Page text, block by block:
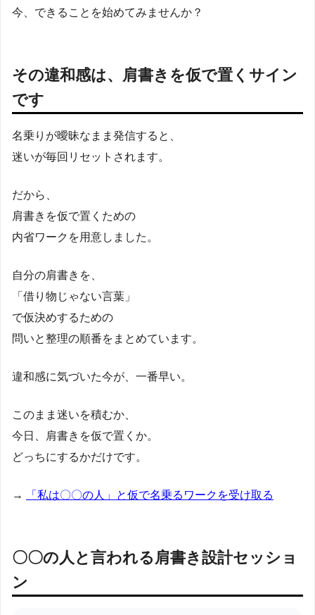
今、できることを始めてみませんか？
その違和感は、肩書きを仮で置くサイン
です
名乗りが曖昧なまま発信すると、
迷いが毎回リセットされます。
だから、
肩書きを仮で置くための
内省ワークを用意しました。
自分の肩書きを、
「借り物じゃない言葉」
で仮決めするための
問いと整理の順番をまとめています。
違和感に気づいた今が、一番早い。
このまま迷いを積むか、
今日、肩書きを仮で置くか。
どっちにするかだけです。
→ 「私は〇〇の人」と仮で名乗るワークを受け取る
〇〇の人と言われる肩書き設計セッショ
ン